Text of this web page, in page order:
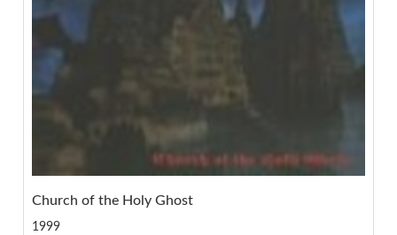
Church of the Holy Ghost
1999